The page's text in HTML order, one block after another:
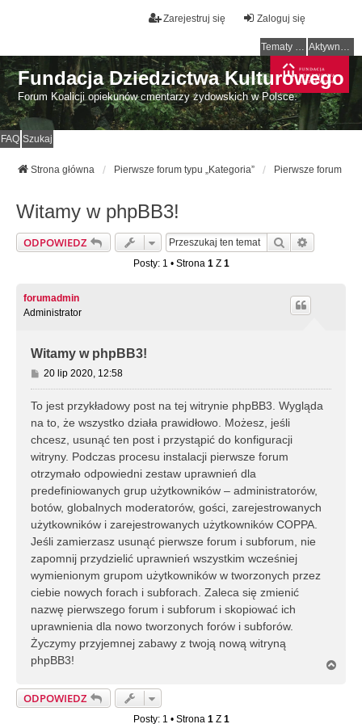
Zaloguj się
Zarejestruj się
Tematy bez odpowiedzi Aktywne tematy
Fundacja Dziedzictwa Kulturowego
Forum Koalicji opiekunów cmentarzy żydowskich w Polsce.
FAQ Szukaj
Strona główna Pierwsze forum typu „Kategoria” Pierwsze forum
Witamy w phpBB3!
ODPOWIEDZ Szukaj
Posty: 1 • Strona 1Z 1
forumadmin
Administrator
Witamy w phpBB3!
P
o
20 lip 2020, 12:58
To jest przykładowy post na tej witrynie phpBB3. Wygląda
na to, że wszystko działa prawidłowo. Możesz, jeśli
chcesz, usunąć ten post i przystąpić do konfiguracji
witryny. Podczas procesu instalacji pierwsze forum
otrzymało odpowiedni zestaw uprawnień dla
predefiniowanych grup użytkowników – administratorów,
botów, globalnych moderatorów, gości, zarejestrowanych
użytkowników i zarejestrowanych użytkowników COPPA.
Jeśli zamierzasz usunąć pierwsze forum i subforum, nie
zapomnij przydzielić uprawnień wszystkim wcześniej
wymienionym grupom użytkowników w tworzonych przez
ciebie nowych forach i subforach. Zaleca się zmienić
nazwę pierwszego forum i subforum i skopiować ich
uprawnienia dla nowo tworzonych forów i subforów.
Życzymy przyjemnej zabawy z twoją nową witryną
phpBB3!
ODPOWIEDZ
Posty: 1 • Strona 1 Z 1